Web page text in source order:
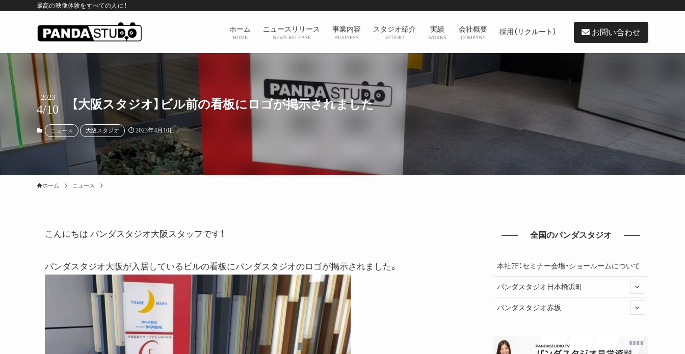
最高の映像体験をすべての人に！
ホーム
HOME
ニュースリリース
NEWS RELEASE
事業内容
BUSINESS
スタジオ紹介
STUDIO
実績
WORKS
会社概要
COMPANY
採用（リクルート） お問い合わせ
【大阪スタジオ】ビル前の看板にロゴが掲示されました
2023
4/10
ニュース 大阪スタジオ 2023年4月10日
ホーム ニュース
こんにちは パンダスタジオ大阪スタッフです！
パンダスタジオ大阪が入居しているビルの看板にパンダスタジオのロゴが掲示されました。
全国のパンダスタジオ
本社7F：セミナー会場・ショールームについて
パンダスタジオ日本橋浜町
パンダスタジオ赤坂